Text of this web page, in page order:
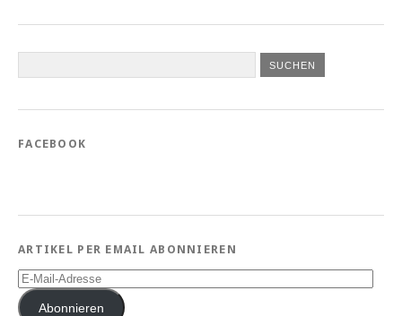
FACEBOOK
ARTIKEL PER EMAIL ABONNIEREN
E-
Mail-
AdresseAbonnieren